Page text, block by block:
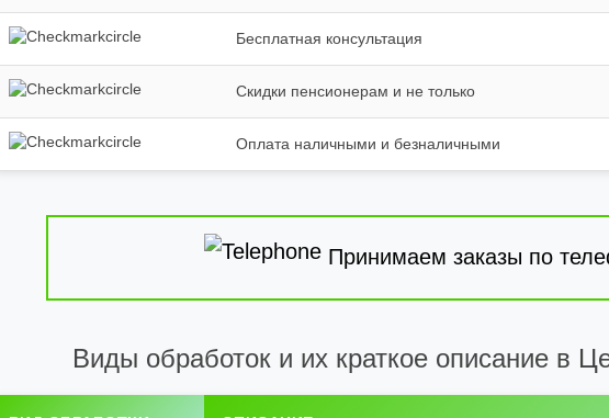
Бесплатная консультация
Скидки пенсионерам и не только
Оплата наличными и безналичными
Принимаем заказы по
Виды обработок и их краткое описание в